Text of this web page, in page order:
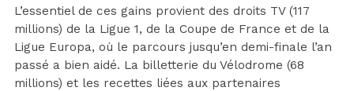
L’essentiel de ces gains provient des droits TV (117
millions) de la Ligue 1, de la Coupe de France et de la
Ligue Europa, où le parcours jusqu’en demi-finale l’an
passé a bien aidé. La billetterie du Vélodrome (68
millions) et les recettes liées aux partenaires